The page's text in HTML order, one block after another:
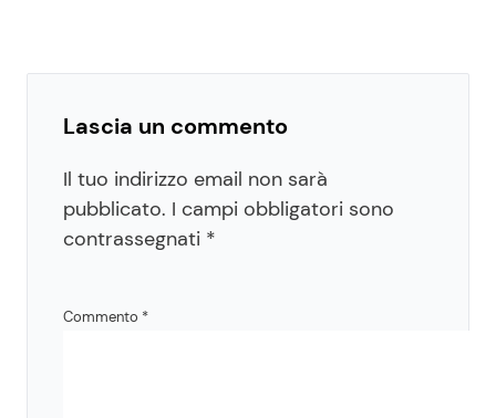
Lascia un commento
Il tuo indirizzo email non sarà
pubblicato. I campi obbligatori sono
contrassegnati *
Commento *